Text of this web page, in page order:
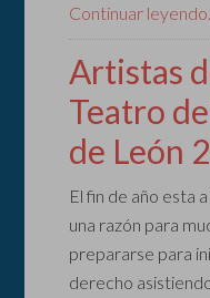
Continuar leyendo...
Artistas
Teatro
de León
El fin de año esta
una razón para
prepararse para
derecho